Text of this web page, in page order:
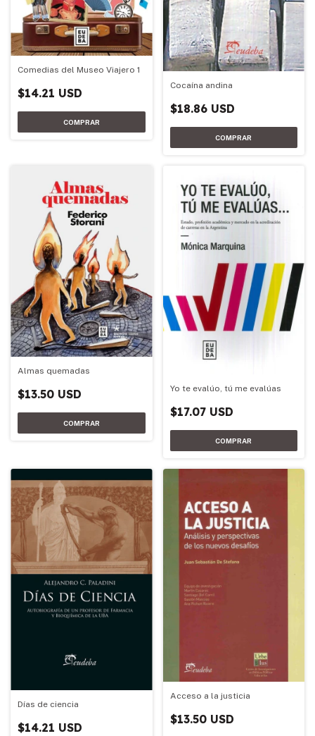
Comedias del Museo Viajero 1
$14.21 USD
Cocaína andina
$18.86 USD
Almas quemadas
$13.50 USD Yo te evalúo, tú me evalúas
$17.07 USD
Días de ciencia
$14.21 USD
Acceso a la justicia
$13.50 USD